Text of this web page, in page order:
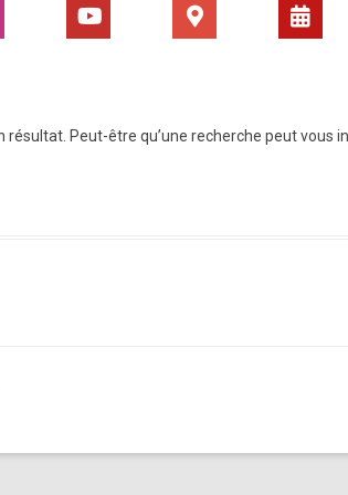
Peut-être qu’une recherche peut vous